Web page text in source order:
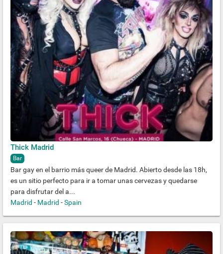
Thick Madrid
Bar
Bar gay en el barrio más queer de Madrid. Abierto desde las 18h,
es un sitio perfecto para ir a tomar unas cervezas y quedarse
para disfrutar del a...
Madrid - Madrid -Spain